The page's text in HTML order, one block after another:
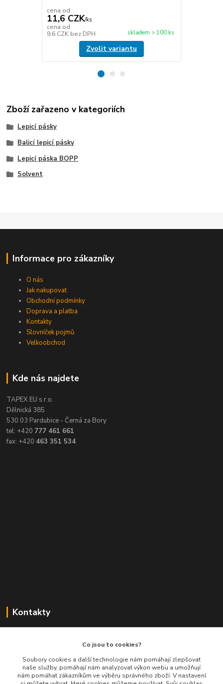
cena od
11,6 CZK/ks
cena od
9,6 CZK bez DPH skladem > 100 ks
Zvolit variantu
Zboží zařazeno v kategoriích
Lepicí pásky
Balicí lepicí pásky
Lepicí páska BOPP
Solvent
Informace pro zákazníky
O nás
Jak nakupovat
Obchodní podmínky
Doprava a platba
Kontakty
Slovníček pojmů
Velkoobchod
Kde nás najdete
TAPEX EU s.r.o.
Dělnická 385
530 03 Pardubice - Černá za Bory
tel: +420 777 461 661
fax: +420 463 351 534
Kontakty
+420 777 461 661
(Po-Pá, 8-16 hod.)
Co jsou to cookies?
Soubory cookies a další technologie nám pomáhají zlepšovat
naše služby, pomáhají nám analyzovat výkon webu a umožňují
nám pomáhat zákazníkům ve výběru správného zboží. V nastavení